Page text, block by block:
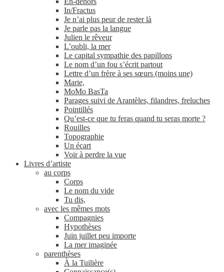
In/​Fractus
Je n’ai plus peur de rester là
Je parle pas la langue
Julien le rêveur
L’oubli, la mer
Le capital sympathie des papillons
Le nom d’un fou s’écrit partout
Lettre d’un frère à ses sœurs (moins une)
Marie,
MoMo BasTa
Parages suivi de Arantèles, filandres, freluches
Pointillés
Qu’est-ce que tu feras quand tu seras morte ?
Rouilles
Topographie
Un écart
Voir à perdre la vue
Livres d’artiste
au corps
Corps
Le nom du vide
Tu dis,
avec les mêmes mots
Compagnies
Hypothèses
Juin juillet peu importe
La mer imaginée
parenthèses
À la Tuilière